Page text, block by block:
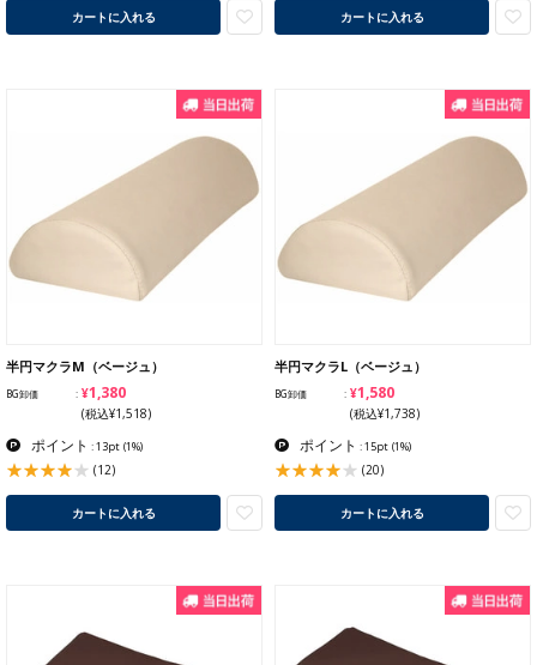
カートに入れる カートに入れる
半円マクラM（ベージュ）
BG卸価 ¥1,380
(税込¥1,518)
ポイント : 13pt (1%)
(12)
カートに入れる
半円マクラL（ベージュ）
BG卸価 ¥1,580
(税込¥1,738)
ポイント : 15pt (1%)
(20)
カートに入れる